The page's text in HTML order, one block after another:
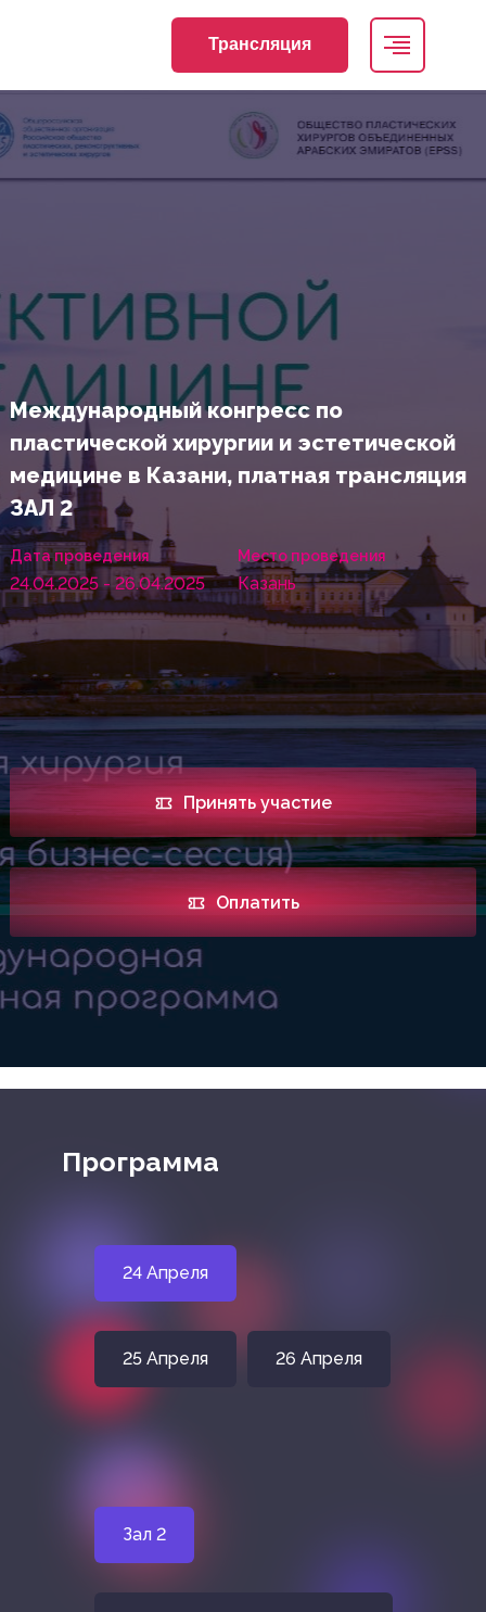
Трансляция
Международный конгресс по
пластической хирургии и эстетической
медицине в Казани, платная трансляция
ЗАЛ 2
Дата проведения
24.04.2025 - 26.04.2025
Место проведения
Казань
Принять участие
Оплатить
Программа
24 Апреля
25 Апреля 26 Апреля
Зал 2